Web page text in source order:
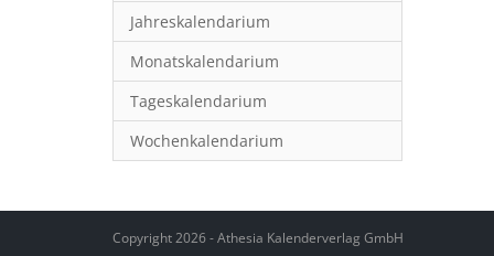
Jahreskalendarium
Monatskalendarium
Tageskalendarium
Wochenkalendarium
Copyright 2026 - Athesia Kalenderverlag GmbH